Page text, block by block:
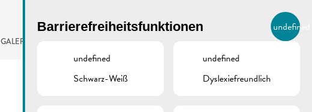
GALERIE DE
BIERGER.REMICH.LU
Barrierefreiheitsfunktionen undefined
undefined
Schwarz-Weiß
undefined
Dyslexiefreundlich